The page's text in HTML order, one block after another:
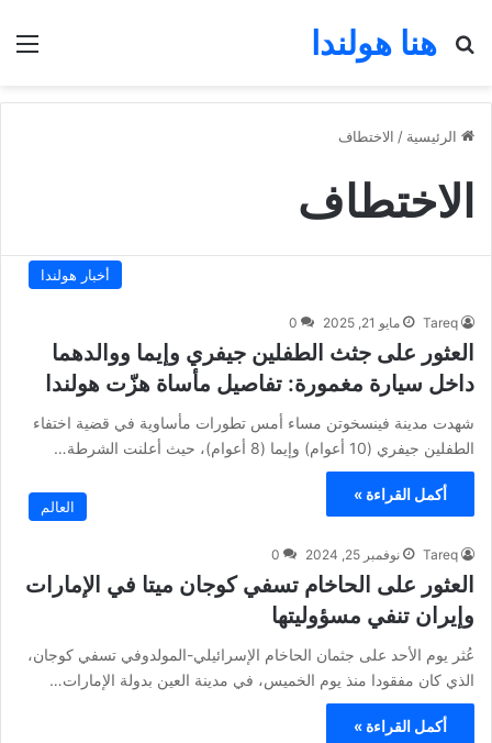
هنا هولندا
بحث عن
الرئيسية / الاختطاف
الاختطاف
أخبار هولندا
Tareq مايو 21, 2025 0
العثور على جثث الطفلين جيفري وإيما ووالدهما
داخل سيارة مغمورة: تفاصيل مأساة هزّت هولندا
شهدت مدينة فينسخوتن مساء أمس تطورات مأساوية في قضية اختفاء
الطفلين جيفري (10 أعوام) وإيما (8 أعوام)، حيث أعلنت الشرطة…
أكمل القراءة »
العالم
Tareq نوفمبر 25, 2024 0
العثور على الحاخام تسفي كوجان ميتا في الإمارات
وإيران تنفي مسؤوليتها
عُثر يوم الأحد على جثمان الحاخام الإسرائيلي-المولدوفي تسفي كوجان،
الذي كان مفقودا منذ يوم الخميس، في مدينة العين بدولة الإمارات…
أكمل القراءة »